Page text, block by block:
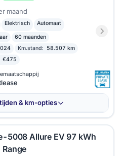
maand
Elektrisch Automaat
60 maanden
Km.stand:
58.507 km
€475
& km-opties
5008 Allure EV 97 kWh